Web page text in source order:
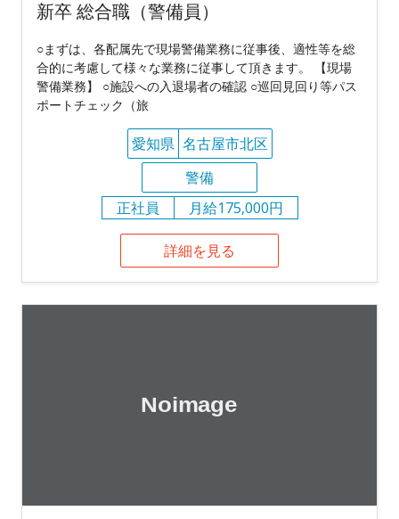
新卒 総合職（警備員）
○まずは、各配属先で現場警備業務に従事後、適性等を総
合的に考慮して様々な業務に従事して頂きます。 【現場
警備業務】 ○施設への入退場者の確認 ○巡回見回り等パス
ポートチェック（旅
愛知県 名古屋市北区
警備
正社員
月給175,000円
詳細を見る